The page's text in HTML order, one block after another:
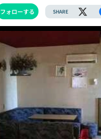
フォローする SHARE